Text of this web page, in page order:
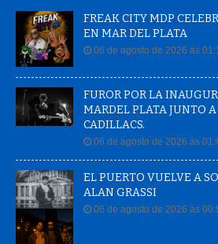
FREAK CITY MDP
EN MAR DEL PLATA
06 de agosto de 2026 às
FUROR POR LA
MARDEL PLATA JUNTO A
CADILLACS.
06 de agosto de 2026 às
EL PUERTO VUELVE A
ALAN GRASSI
06 de agosto de 2026 às